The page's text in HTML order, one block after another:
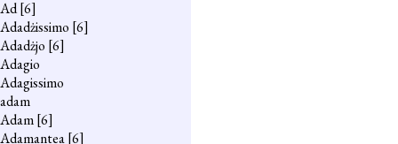
Ad[6]
Adadżissimo [6]
Adadżjo [6]
Adagio
Adagissimo
adam
Adam[6]
Adamantea[6]